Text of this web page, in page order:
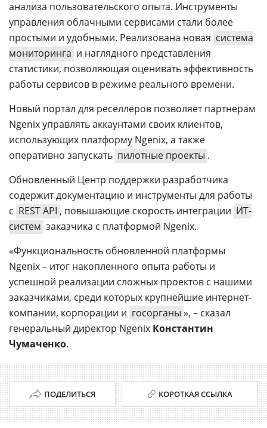
анализа пользовательского опыта. Инструменты
управления облачными сервисами стали более
простыми и удобными. Реализована новая система
мониторинга и наглядного представления
статистики, позволяющая оценивать эффективность
работы сервисов в режиме реального времени.
Новый портал для реселлеров позволяет партнерам
Ngenix управлять аккаунтами своих клиентов,
использующих платформу Ngenix, а также
оперативно запускать пилотные проекты .
Обновленный Центр поддержки разработчика
содержит документацию и инструменты для работы
с REST API , повышающие скорость интеграции ИТ-
систем заказчика с платформой Ngenix.
«Функциональность обновленной платформы
Ngenix – итог накопленного опыта работы и
успешной реализации сложных проектов с нашими
заказчиками, среди которых крупнейшие интернет-
компании, корпорации и госорганы », – сказал
генеральный директор Ngenix Константин
Чумаченко.
ПОДЕЛИТЬСЯ КОРОТКАЯ ССЫЛКА